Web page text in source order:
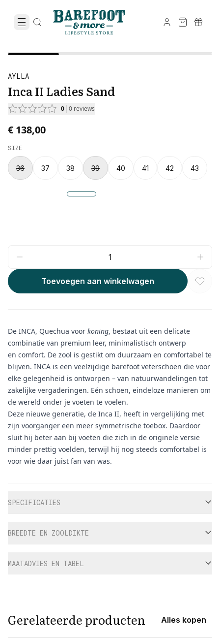
AYLLA
Inca II Ladies Sand
0 0 reviews
€ 138,00
SIZE
36 37 38 39 40 41 42 43
Toevoegen aan winkelwagen
De INCA, Quechua voor koning, bestaat uit een delicate
combinatie van premium leer, minimalistisch ontwerp
en comfort. De zool is gestikt om duurzaam en comfortabel te
blijven. INCA is een veelzijdige barefoot veterschoen die voor
elke gelegenheid is ontworpen – van natuurwandelingen tot
zakelijke vergaderingen. Eén schoen, eindeloze manieren om
de wereld onder je voeten te voelen.
Deze nieuwe generatie, de Inca II, heeft in vergelijking met
zijn voorganger een meer symmetrische toebox. Daardoor
sluit hij beter aan bij voeten die zich in de originele versie
minder prettig voelden, terwijl hij nog steeds comfortabel is
voor wie daar juist fan van was.
SPECIFICATIES
BREEDTE EN ZOOLDIKTE
MAATADVIES EN TABEL
Gerelateerde producten Alles kopen